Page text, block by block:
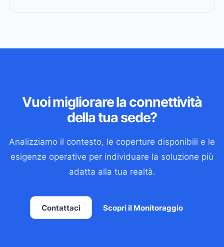
Vuoi migliorare la connettività
della tua sede?
Analizziamo il contesto, le coperture disponibili e le
esigenze operative per individuare la soluzione più
adatta alla tua realtà.
Contattaci Scopri il Monitoraggio